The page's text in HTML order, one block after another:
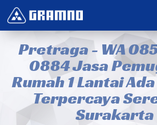
Pretraga - WA
0884 Jasa
Rumah 1 Lantai
Terpercaya
Surakarta